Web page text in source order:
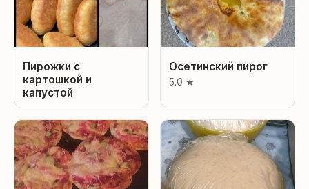
Пирожки с
картошкой и
капустой
Осетинский пирог
5.0 ★